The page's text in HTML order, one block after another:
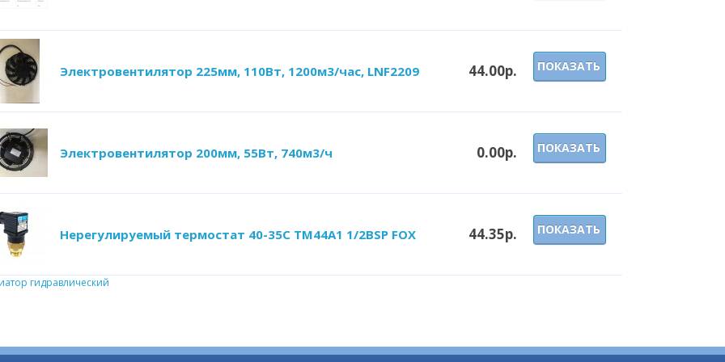
Электровентилятор 225мм, 110Вт, 1200м3/час, LNF2209 44.00р. ПОКАЗАТЬ
Электровентилятор 200мм, 55Вт, 740м3/ч 0.00р. ПОКАЗАТЬ
Нерегулируемый термостат 40-35С ТМ44А1 1/2BSP FOX 44.35р. ПОКАЗАТЬ
гидравлический